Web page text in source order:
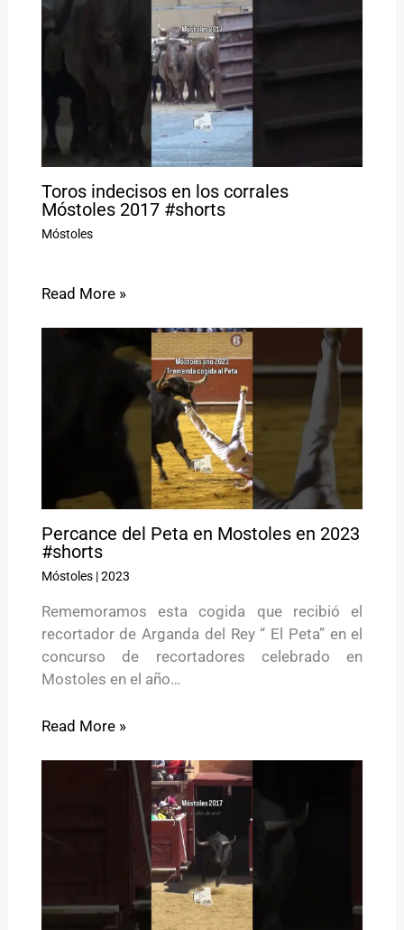
Toros indecisos en los corrales
Móstoles 2017 #shorts
Móstoles
Read More »
Percance del Peta en Mostoles en 2023
#shorts
Móstoles|2023
Rememoramos esta cogida que recibió el
recortador de Arganda del Rey “ El Peta” en el
concurso de recortadores celebrado en
Mostoles en el año…
Read More »